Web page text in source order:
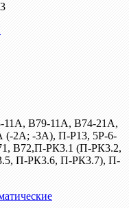
11А, В79-11А, В74-21А,
(-2А; -3А), П-Р13, 5Р-6-
В72,П-РК3.1 (П-РК3.2,
П-РК3.6, П-РК3.7), П-